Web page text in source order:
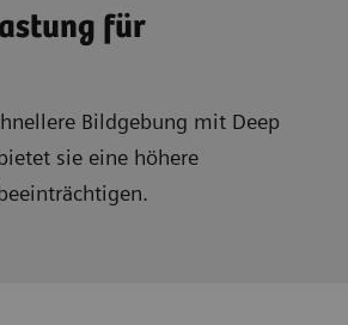
für
Bildgebung mit Deep
sie eine höhere